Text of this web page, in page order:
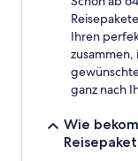
2 Erwachsenen
können
Ihren
zusammen,
ganz nach
Wie